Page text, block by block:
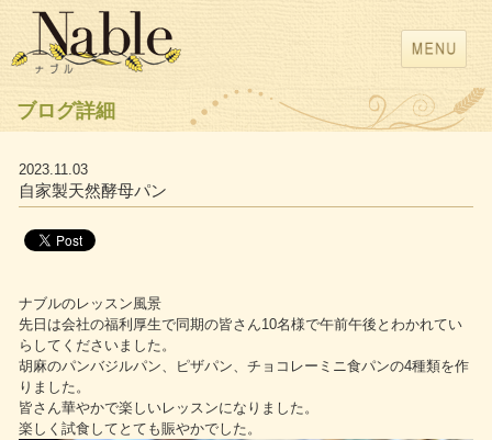
ブログ詳細
2023.11.03
自家製天然酵母パン
ナブルのレッスン風景
先日は会社の福利厚生で同期の皆さん10名様で午前午後とわかれてい
らしてくださいました。
胡麻のパンバジルパン、ピザパン、チョコレーミニ食パンの4種類を作
りました。
皆さん華やかで楽しいレッスンになりました。
楽しく試食してとても賑やかでした。